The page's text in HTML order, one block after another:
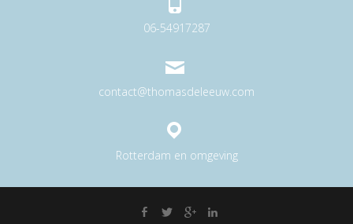
06-54917287
contact@thomasdeleeuw.com
Rotterdam en omgeving